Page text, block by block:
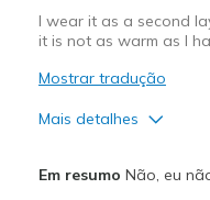
I wear it as a second
it is not as warm as I
Mostrar tradução
Mais detalhes
Em resumo Não, eu